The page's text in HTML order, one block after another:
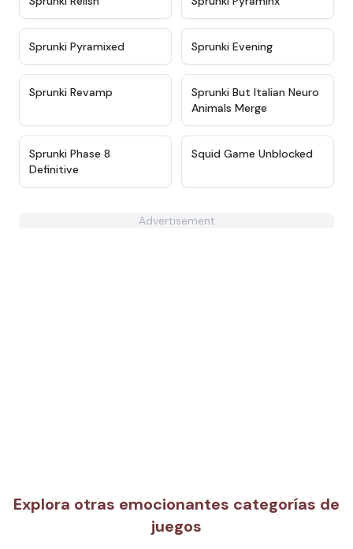
Sprunki Pyramixed Sprunki Evening
Sprunki Revamp ★ 4.4
Sprunki But Italian Neuro
Animals Merge
Sprunki Phase 8
Definitive
★ 4.6
Squid Game Unblocked
Advertisement
Explora otras emocionantes categorías de
juegos